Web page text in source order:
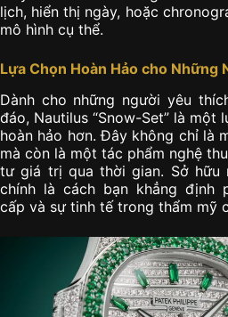
lịch, hiển thị ngày, hoặc
mô hình cụ thể.
Lựa Chọn Hoàn Hảo cho Những
Dành cho những người yêu
đáo, Nautilus “Snow-Set” là một
hoàn hảo hơn. Đây không chỉ là
mà còn là một tác phẩm nghệ
tư giá trị qua thời gian. Sở hữu
chính là cách bạn khẳng định
cấp và sự tinh tế trong thẩm mỹ